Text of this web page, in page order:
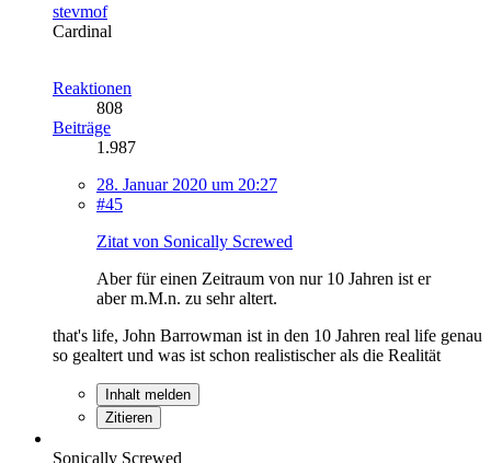
stevmof
Cardinal
Reaktionen
808
Beiträge
1.987
28. Januar 2020 um 20:27
#45
Zitat von Sonically Screwed
Aber für einen Zeitraum von nur 10 Jahren ist er
aber m.M.n. zu sehr altert.
that's life, John Barrowman ist in den 10 Jahren real life genau
so gealtert und was ist schon realistischer als die Realität
Inhalt melden
Zitieren
Sonically Screwed